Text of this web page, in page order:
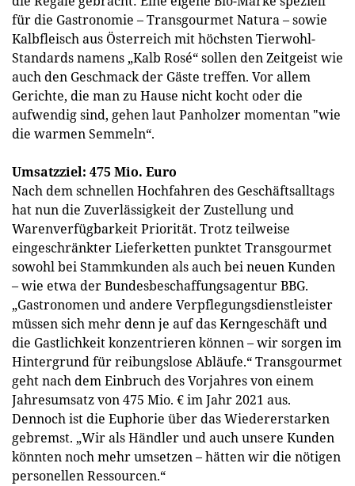
für die Gastronomie – Transgourmet Natura – sowie
Kalbfleisch aus Österreich mit höchsten Tierwohl-
Standards namens „Kalb Rosé“ sollen den Zeitgeist wie
auch den Geschmack der Gäste treffen. Vor allem
Gerichte, die man zu Hause nicht kocht oder die
aufwendig sind, gehen laut Panholzer momentan "wie
die warmen Semmeln“.
Umsatzziel: 475 Mio. Euro
Nach dem schnellen Hochfahren des Geschäftsalltags
hat nun die Zuverlässigkeit der Zustellung und
Warenverfügbarkeit Priorität. Trotz teilweise
eingeschränkter Lieferketten punktet Transgourmet
sowohl bei Stammkunden als auch bei neuen Kunden
– wie etwa der Bundesbeschaffungsagentur BBG.
„Gastronomen und andere Verpflegungsdienstleister
müssen sich mehr denn je auf das Kerngeschäft und
die Gastlichkeit konzentrieren können – wir sorgen im
Hintergrund für reibungslose Abläufe.“ Transgourmet
geht nach dem Einbruch des Vorjahres von einem
Jahresumsatz von 475 Mio. € im Jahr 2021 aus.
Dennoch ist die Euphorie über das Wiedererstarken
gebremst. „Wir als Händler und auch unsere Kunden
könnten noch mehr umsetzen – hätten wir die nötigen
personellen Ressourcen.“